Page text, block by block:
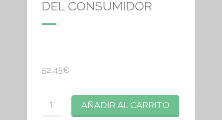
DEL CONSUMIDOR
52,45€
Cantidad
AÑADIR AL CARRITO